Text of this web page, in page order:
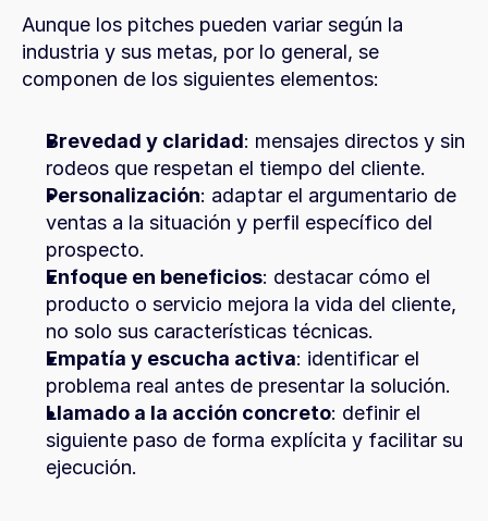
Aunque los pitches pueden variar según la
industria y sus metas, por lo general, se
componen de los siguientes elementos:
Brevedad y claridad: mensajes directos y sin
rodeos que respetan el tiempo del cliente.
Personalización: adaptar el argumentario de
ventas a la situación y perfil específico del
prospecto.
Enfoque en beneficios: destacar cómo el
producto o servicio mejora la vida del cliente,
no solo sus características técnicas.
Empatía y escucha activa: identificar el
problema real antes de presentar la solución.
Llamado a la acción concreto: definir el
siguiente paso de forma explícita y facilitar su
ejecución.